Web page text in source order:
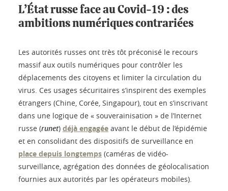
L’État russe face au Covid-19 : des
ambitions numériques contrariées
Les autorités russes ont très tôt préconisé le recours
massif aux outils numériques pour contrôler les
déplacements des citoyens et limiter la circulation du
virus. Ces usages sécuritaires s’inspirent des exemples
étrangers (Chine, Corée, Singapour), tout en s’inscrivant
dans une logique de « souverainisation » de l’Internet
russe (runet) déjà engagée avant le début de l’épidémie
et en consolidant des dispositifs de surveillance en
place depuis longtemps (caméras de vidéo-
surveillance, agrégation des données de géolocalisation
fournies aux autorités par les opérateurs mobiles).